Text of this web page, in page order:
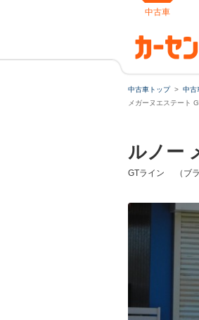
中古車
中古車トップ 中古
メガーヌエステート
ルノー
GTライン （ブラ